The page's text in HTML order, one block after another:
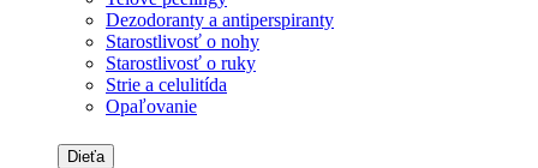
Dezodoranty a antiperspiranty
Starostlivosť o nohy
Starostlivosť o ruky
Strie a celulitída
Opaľovanie
Dieťa